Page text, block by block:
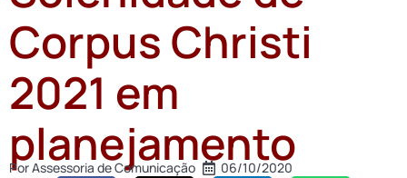
Corpus Christi
2021 em
planejamento
PorAssessoria de Comunicação 06/10/2020